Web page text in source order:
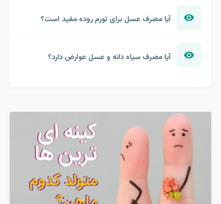
آیا مصرف عسل برای تورم روده مفید است؟
آیا مصرف سیاه دانه و عسل عوارض دارد؟